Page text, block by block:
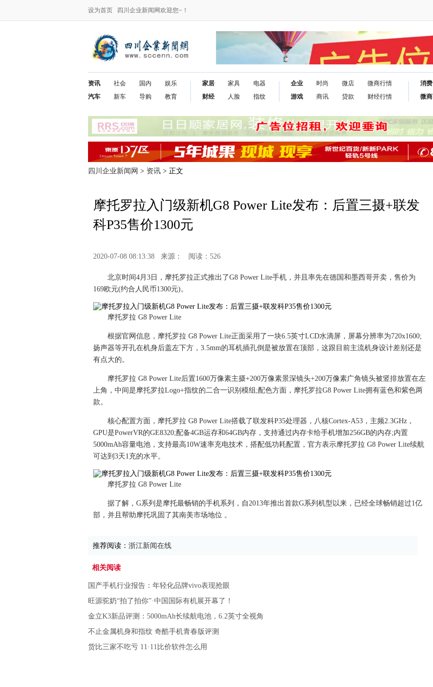
设为首页 四川企业新闻网欢迎您~！
资讯
汽车
社会
新车
国内
导购
娱乐
教育
家居
财经
家具
人脸
电器
指纹
企业
游戏
时尚
商讯
微店
贷款
微商行情
财经行情
消费
微商
四川企业新闻网 > 资讯 > 正文
摩托罗拉入门级新机G8 Power Lite发布：后置三摄+联发
科P35售价1300元
2020-07-08 08:13:38 来源： 阅读：526
北京时间4月3日，摩托罗拉正式推出了G8 Power Lite手机，并且率先在德国和墨西哥开卖，售价为
169欧元(约合人民币1300元)。
摩托罗拉 G8 Power Lite
根据官网信息，摩托罗拉 G8 Power Lite正面采用了一块6.5英寸LCD水滴屏，屏幕分辨率为720x1600;
扬声器等开孔在机身后盖左下方，3.5mm的耳机插孔倒是被放置在顶部，这跟目前主流机身设计差别还是
有点大的。
摩托罗拉 G8 Power Lite后置1600万像素主摄+200万像素景深镜头+200万像素广角镜头被竖排放置在左
上角，中间是摩托罗拉Logo+指纹的二合一识别模组;配色方面，摩托罗拉G8 Power Lite拥有蓝色和紫色两
款。
核心配置方面，摩托罗拉 G8 Power Lite搭载了联发科P35处理器，八核Cortex-A53，主频2.3GHz，
GPU是PowerVR的GE8320;配备4GB运存和64GB内存，支持通过内存卡给手机增加256GB的内存;内置
5000mAh容量电池，支持最高10W速率充电技术，搭配低功耗配置，官方表示摩托罗拉 G8 Power Lite续航
可达到3天1充的水平。
摩托罗拉 G8 Power Lite
据了解，G系列是摩托最畅销的手机系列，自2013年推出首款G系列机型以来，已经全球畅销超过1亿
部，并且帮助摩托巩固了其南美市场地位 。
推荐阅读： 浙江新闻在线
相关阅读
国产手机行业报告：年轻化品牌vivo表现抢眼
旺源驼奶“拍了拍你”·中国国际有机展开幕了！
金立K3新品评测：5000mAh长续航电池，6.2英寸全视角
不止金属机身和指纹 奇酷手机青春版评测
货比三家不吃亏 11·11比价软件怎么用